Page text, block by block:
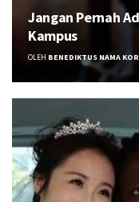
Jangan Pernah
Kampus
OLEH BENEDIKTUS NAMA